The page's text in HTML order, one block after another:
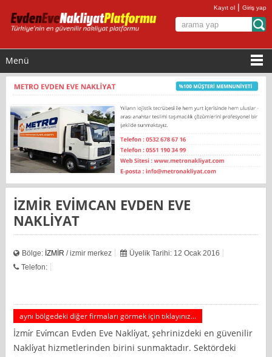
Kayıt ol |Giriş yap
Menü
İZMİR EVİMCAN EVDEN EVE
NAKLİYAT
Bölge: İZMİR / izmir merkez
Üyelik Tarihi: 12 Ocak 2016
Telefon:
aynı bölgedeki diğer firmaları görmek için tıklayınız...
İzmi̇r Evi̇mcan Evden Eve Nakli̇yat, şehrinizdeki en güvenilir
Nakli̇yat hizmetlerinden birini sunmaktadır. Sektördeki